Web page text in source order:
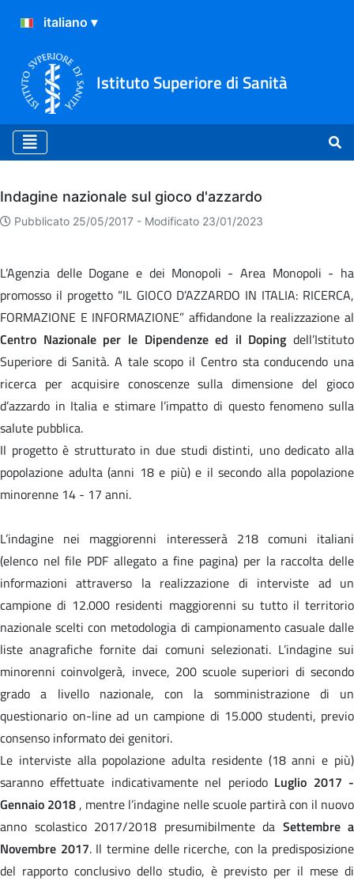
Istituto Superiore di Sanità
Archivio
Indagine nazionale sul gioco d'azzardo
Pubblicato 25/05/2017 - Modificato 23/01/2023
L’Agenzia delle Dogane e dei Monopoli - Area Monopoli - ha
promosso il progetto “IL GIOCO D’AZZARDO IN ITALIA: RICERCA,
FORMAZIONE E INFORMAZIONE” affidandone la realizzazione al
Centro Nazionale per le Dipendenze ed il Doping dell’Istituto
Superiore di Sanità. A tale scopo il Centro sta conducendo una
ricerca per acquisire conoscenze sulla dimensione del gioco
d’azzardo in Italia e stimare l’impatto di questo fenomeno sulla
salute pubblica.
Il progetto è strutturato in due studi distinti, uno dedicato alla
popolazione adulta (anni 18 e più) e il secondo alla popolazione
minorenne 14 - 17 anni.
L’indagine nei maggiorenni interesserà 218 comuni italiani
(elenco nel file PDF allegato a fine pagina) per la raccolta delle
informazioni attraverso la realizzazione di interviste ad un
campione di 12.000 residenti maggiorenni su tutto il territorio
nazionale scelti con metodologia di campionamento casuale dalle
liste anagrafiche fornite dai comuni selezionati. L’indagine sui
minorenni coinvolgerà, invece, 200 scuole superiori di secondo
grado a livello nazionale, con la somministrazione di un
questionario on-line ad un campione di 15.000 studenti, previo
consenso informato dei genitori.
Le interviste alla popolazione adulta residente (18 anni e più)
saranno effettuate indicativamente nel periodo Luglio 2017 -
Gennaio 2018 , mentre l’indagine nelle scuole partirà con il nuovo
anno scolastico 2017/2018 presumibilmente da Settembre a
Novembre 2017. Il termine delle ricerche, con la predisposizione
del rapporto conclusivo dello studio, è previsto per il mese di